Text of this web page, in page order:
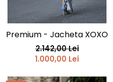
Premium - Jacheta XOXO
2.142,00 Lei
1.000,00 Lei